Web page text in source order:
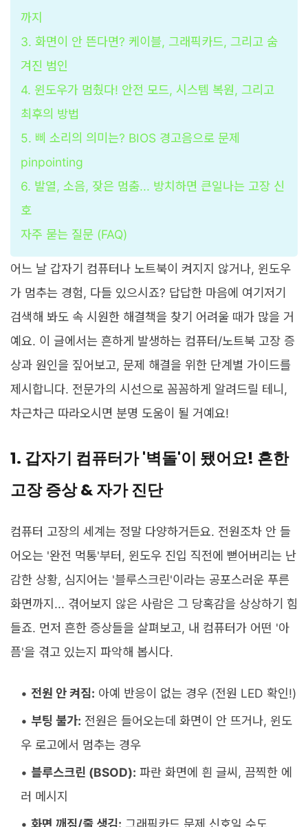
까지
3. 화면이 안 뜬다면? 케이블, 그래픽카드, 그리고 숨
겨진 범인
4. 윈도우가 멈췄다! 안전 모드, 시스템 복원, 그리고
최후의 방법
5. 삐 소리의 의미는? BIOS 경고음으로 문제
pinpointing
6. 발열, 소음, 잦은 멈춤... 방치하면 큰일나는 고장 신
호
자주 묻는 질문 (FAQ)
어느 날 갑자기 컴퓨터나 노트북이 켜지지 않거나, 윈도우
가 멈추는 경험, 다들 있으시죠? 답답한 마음에 여기저기
검색해 봐도 속 시원한 해결책을 찾기 어려울 때가 많을 거
예요. 이 글에서는 흔하게 발생하는 컴퓨터/노트북 고장 증
상과 원인을 짚어보고, 문제 해결을 위한 단계별 가이드를
제시합니다. 전문가의 시선으로 꼼꼼하게 알려드릴 테니,
차근차근 따라오시면 분명 도움이 될 거예요!
1. 갑자기 컴퓨터가 '벽돌'이 됐어요! 흔한
고장 증상 & 자가 진단
컴퓨터 고장의 세계는 정말 다양하거든요. 전원조차 안 들
어오는 '완전 먹통'부터, 윈도우 진입 직전에 뻗어버리는 난
감한 상황, 심지어는 '블루스크린'이라는 공포스러운 푸른
화면까지... 겪어보지 않은 사람은 그 당혹감을 상상하기 힘
들죠. 먼저 흔한 증상들을 살펴보고, 내 컴퓨터가 어떤 '아
픔'을 겪고 있는지 파악해 봅시다.
전원 안 켜짐: 아예 반응이 없는 경우 (전원 LED 확인!)
부팅 불가: 전원은 들어오는데 화면이 안 뜨거나, 윈도
우 로고에서 멈추는 경우
블루스크린 (BSOD): 파란 화면에 흰 글씨, 끔찍한 에
러 메시지
화면 깨짐/줄 생김: 그래픽카드 문제 신호일 수도